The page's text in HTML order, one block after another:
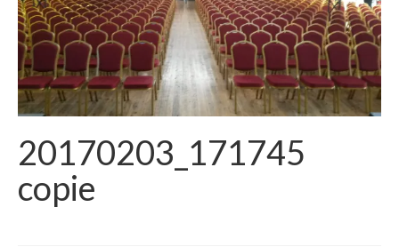
20170203_171745
copie